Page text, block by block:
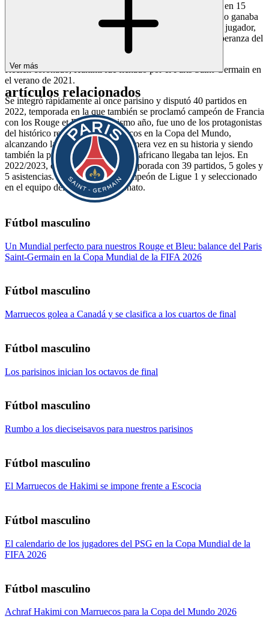
En Italia, este veloz contragolpeador volvió a ser decisivo en 15
ocasiones y conquistó el título de la Serie A, que el Inter no ganaba
desde hacía 10 años. Era el sexto título personal del joven jugador,
por entonces de 22 años, considerado ya como la gran esperanza del
fútbol marroquí de su generación.
Recién coronado, Hakimi fue fichado por el Paris Saint-Germain en
el verano de 2021.
Se integró rápidamente al once parisino y disputó 40 partidos en
2022, temporada en la que también se proclamó campeón de Francia
con los Rouge et Bleu. Ese mismo año, fue uno de los protagonistas
del histórico recorrido de Marruecos en la Copa del Mundo,
alcanzando las semifinales por primera vez en su historia y siendo
también la primera vez que un país africano llegaba tan lejos. En
2022/2023, completó otra gran temporada con 39 partidos, 5 goles y
5 asistencias. Fue nuevamente campeón de Ligue 1 y seleccionado
en el equipo del año del campeonato.
Ver más
artículos relacionados
Fútbol masculino
Un Mundial perfecto para nuestros Rouge et Bleu: balance del Paris
Saint-Germain en la Copa Mundial de la FIFA 2026
Fútbol masculino
Marruecos golea a Canadá y se clasifica a los cuartos de final
Fútbol masculino
Los parisinos inician los octavos de final
Fútbol masculino
Rumbo a los dieciseisavos para nuestros parisinos
Fútbol masculino
El Marruecos de Hakimi se impone frente a Escocia
Fútbol masculino
El calendario de los jugadores del PSG en la Copa Mundial de la
FIFA 2026
Fútbol masculino
Achraf Hakimi con Marruecos para la Copa del Mundo 2026